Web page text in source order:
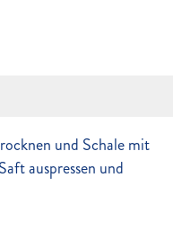
und Schale mit
auspressen und